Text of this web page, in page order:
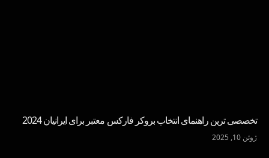
تخصصی ترین راهنمای انتخاب بروکر فارکس معتبر برای ایرانیان 2024
ژوئن 10, 2025